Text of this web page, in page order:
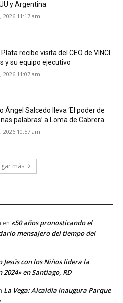
y Argentina
2026 11:17 am
recibe visita del CEO de VINCI
y su equipo ejecutivo
2026 11:07 am
Ángel Salcedo lleva ‘El poder de
palabras’ a Loma de Cabrera
2026 10:57 am
más
en «50 años pronosticando el
mensajero del tiempo del
Jesús con los Niños lidera la
en Santiago, RD
La Vega: Alcaldía inaugura Parque